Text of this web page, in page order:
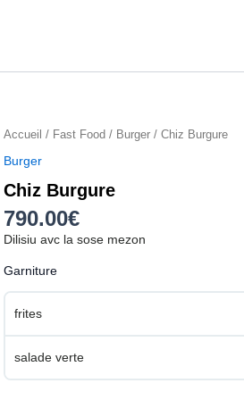
Accueil / Fast Food / Burger / Chiz Burgure
Burger
Chiz Burgure
790.00€
Dilisiu avc la sose mezon
Garniture
frites
salade verte
quantité
Chiz
Burgure